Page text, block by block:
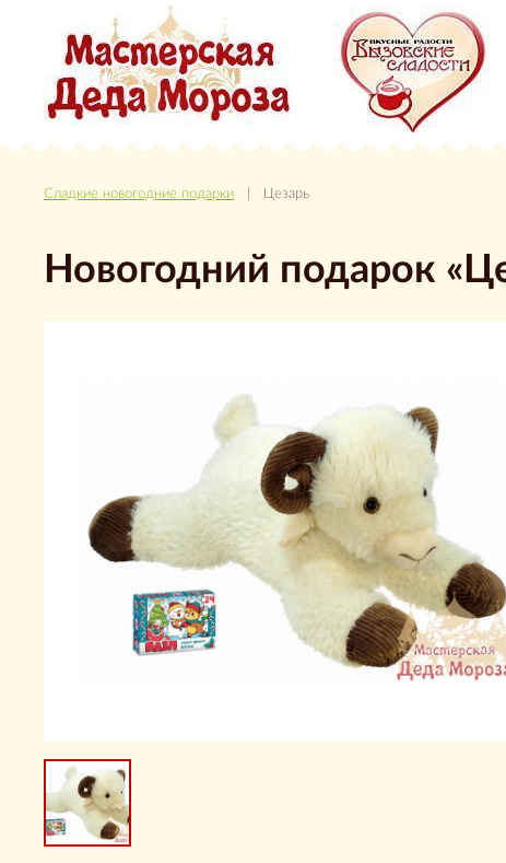
Сладкие новогодние подарки | Цезарь
Новогодний подарок